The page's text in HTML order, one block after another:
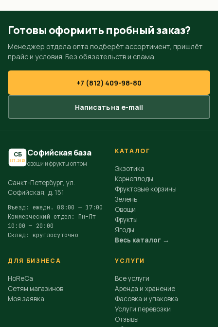
Готовы оформить пробный заказ?
Менеджер отдела опта подберёт ассортимент, пришлёт
прайс и условия. Без обязательств и спама.
+7 (812) 409-98-80
Написать на e-mail
СБ
EST.2015
Софийская база
овощи и фрукты оптом
Санкт-Петербург, ул.
Софийская, д. 151
Въезд: ежедн. 08:00 — 17:00
Коммерческий отдел: Пн–Пт
10:00 — 20:00
Склад: круглосуточно
КАТАЛОГ
Экзотика
Корнеплоды
Фруктовые корзины
Зелень
Овощи
Фрукты
Ягоды
Весь каталог →
ДЛЯ БИЗНЕСА
HoReCa
Сетям магазинов
Моя заявка
УСЛУГИ
Все услуги
Аренда и хранение
Фасовка и упаковка
Услуги перевозки
Отзывы